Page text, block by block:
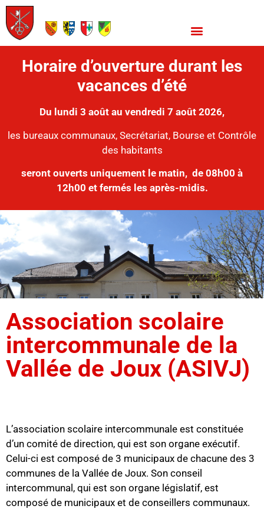
Horaire d’ouverture durant les
vacances d’été
Du lundi 3 août au vendredi 7 août 2026,
les bureaux communaux, Secrétariat, Bourse et Contrôle
des habitants
seront ouverts uniquement le matin, de 08h00 à
12h00 et fermés les après-midis.
Association scolaire
intercommunale de la
Vallée de Joux (ASIVJ)
L’association scolaire intercommunale est constituée
d’un comité de direction, qui est son organe exécutif.
Celui-ci est composé de 3 municipaux de chacune des 3
communes de la Vallée de Joux. Son conseil
intercommunal, qui est son organe législatif, est
composé de municipaux et de conseillers communaux.